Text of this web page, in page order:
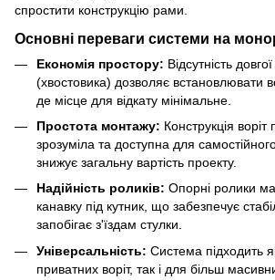
спростити конструкцію рами.
Основні переваги системи на
Економія простору: Відсутність
(хвостовика) дозволяє встановлювати
де місце для відкату мінімальне.
Простота монтажу: Конструкція воріт
зрозуміла та доступна для
знижує загальну вартість проекту.
Надійність роликів: Опорні ролики
канавку під кутник, що забезпечує
запобігає з'їздам стулки.
Універсальність: Система підходить
приватних воріт, так і для більш